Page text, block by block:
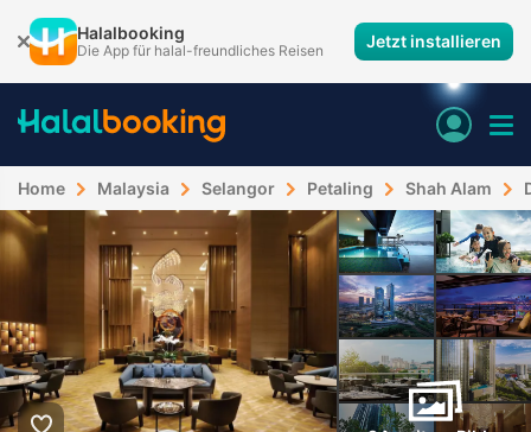
Halalbooking
Die App für halal-freundliches Reisen Jetzt installieren
Home Malaysia Selangor Petaling Shah Alam